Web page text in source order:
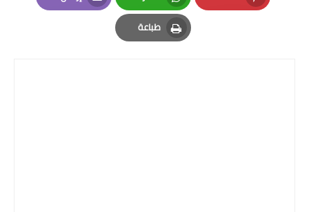
Pinterest
Whatsapp
Email
طباعة
Print